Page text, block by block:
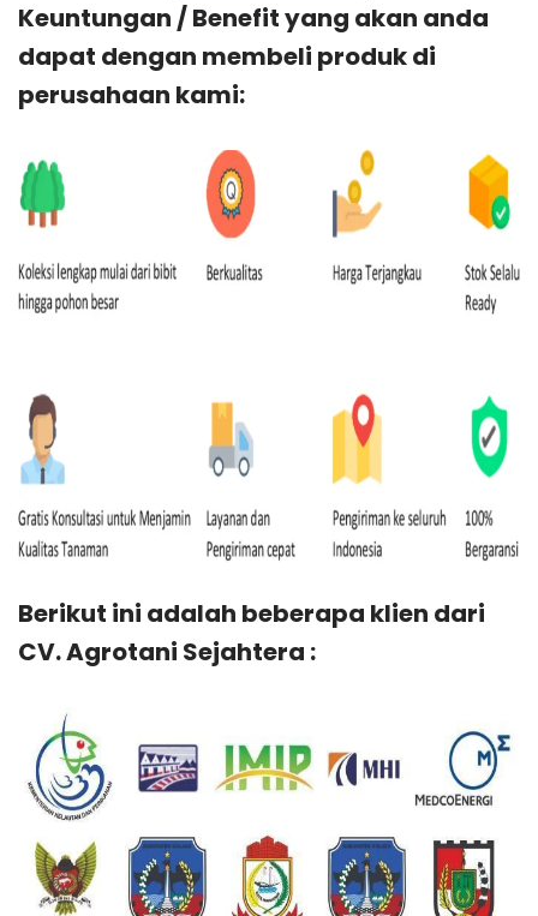
Keuntungan / Benefit yang akan anda
dapat dengan membeli produk di
perusahaan kami:
Berikut ini adalah beberapa klien dari
CV. Agrotani Sejahtera :